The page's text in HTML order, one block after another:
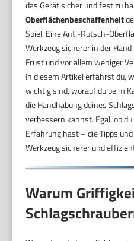
das Gerät sicher und fest zu
Oberflächenbeschaffenheit
Spiel. Eine Anti-Rutsch-
Werkzeug sicherer in der
Frust und vor allem weniger
In diesem Artikel erfährst du,
wichtig sind, worauf du beim
die Handhabung deines
verbessern kannst. Egal, ob
Erfahrung hast – die Tipps
Werkzeug sicherer und
Warum